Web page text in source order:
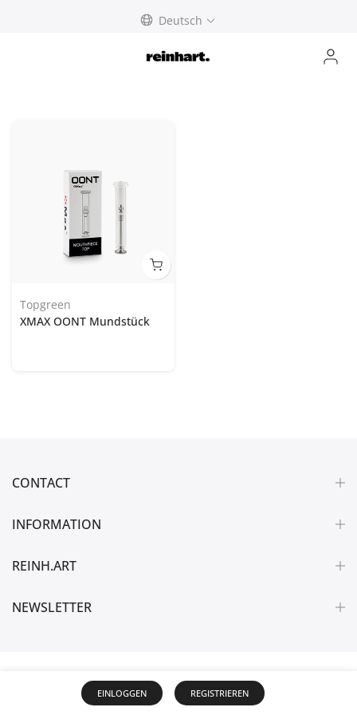
Deutsch
Topgreen
XMAX OONT Mundstück
CONTACT
INFORMATION
REINH.ART
NEWSLETTER
EINLOGGEN REGISTRIEREN